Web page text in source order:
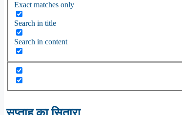
Exact matches only
Search in title
Search in content